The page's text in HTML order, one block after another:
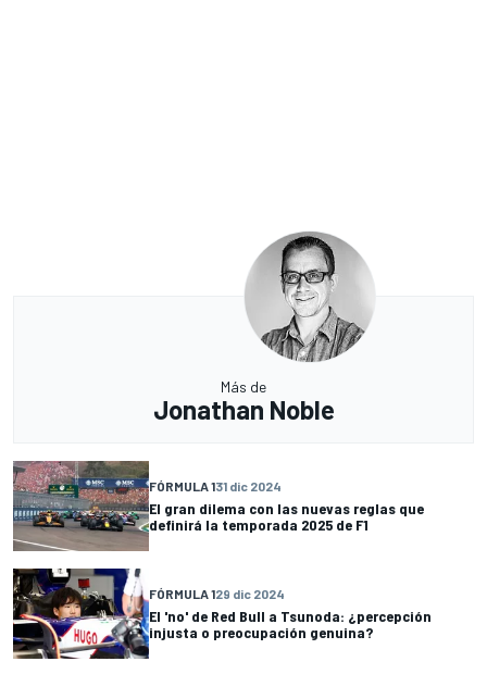
Más de
Jonathan Noble
FÓRMULA 131 dic 2024
El gran dilema con las nuevas reglas que
definirá la temporada 2025 de F1
FÓRMULA 129 dic 2024
El 'no' de Red Bull a Tsunoda: ¿percepción
injusta o preocupación genuina?